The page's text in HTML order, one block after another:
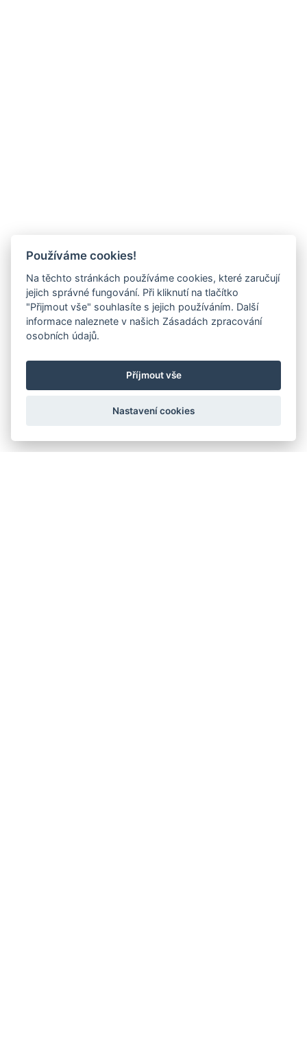
Používáme cookies!
Na těchto stránkách používáme cookies, které zaručují
jejich správné fungování. Při kliknutí na tlačítko
"Přijmout vše" souhlasíte s jejich používáním. Další
informace naleznete v našich Zásadách zpracování
osobních údajů.
Příjmout vše
Nastavení cookies